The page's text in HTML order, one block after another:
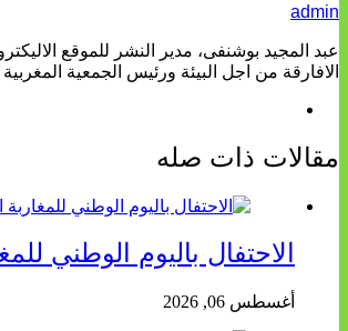
admin
عبد المجيد بوشنفى، مدير النشر للموقع
الافارقة من اجل البيئة ورئيس الجمعية المغربية
مقالات ذات صله
الاحتفال باليوم الوطني
أغسطس 06, 2026